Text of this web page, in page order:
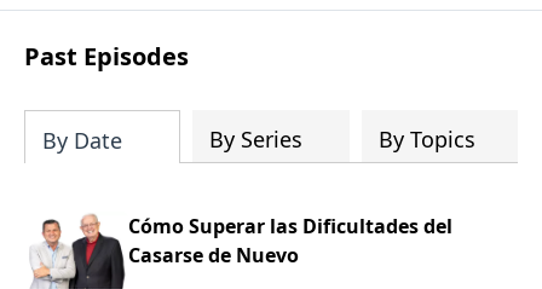
Past Episodes
By Date By Series By Topics
Cómo Superar las Dificultades del
Casarse de Nuevo